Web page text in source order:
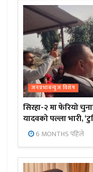
जनप्रभाबन्युज विशेष
सिरहा-२ मा फेरियो
यादवको पल्ला भारी,
6 MONTHS पहिले